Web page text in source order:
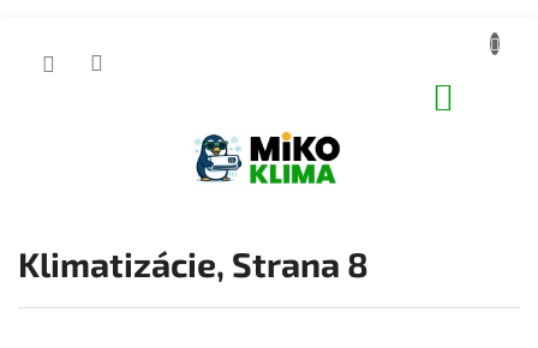
Klimatizácie, Strana 8